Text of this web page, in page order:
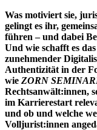
Was motiviert sie,
gelingt es ihr,
führen – und dabei
Und wie schafft es
zunehmender
Authentizität in der
wie ZORN
Rechtsanwält:innen,
im Karrierestart
und ob und welche
Volljurist:innen